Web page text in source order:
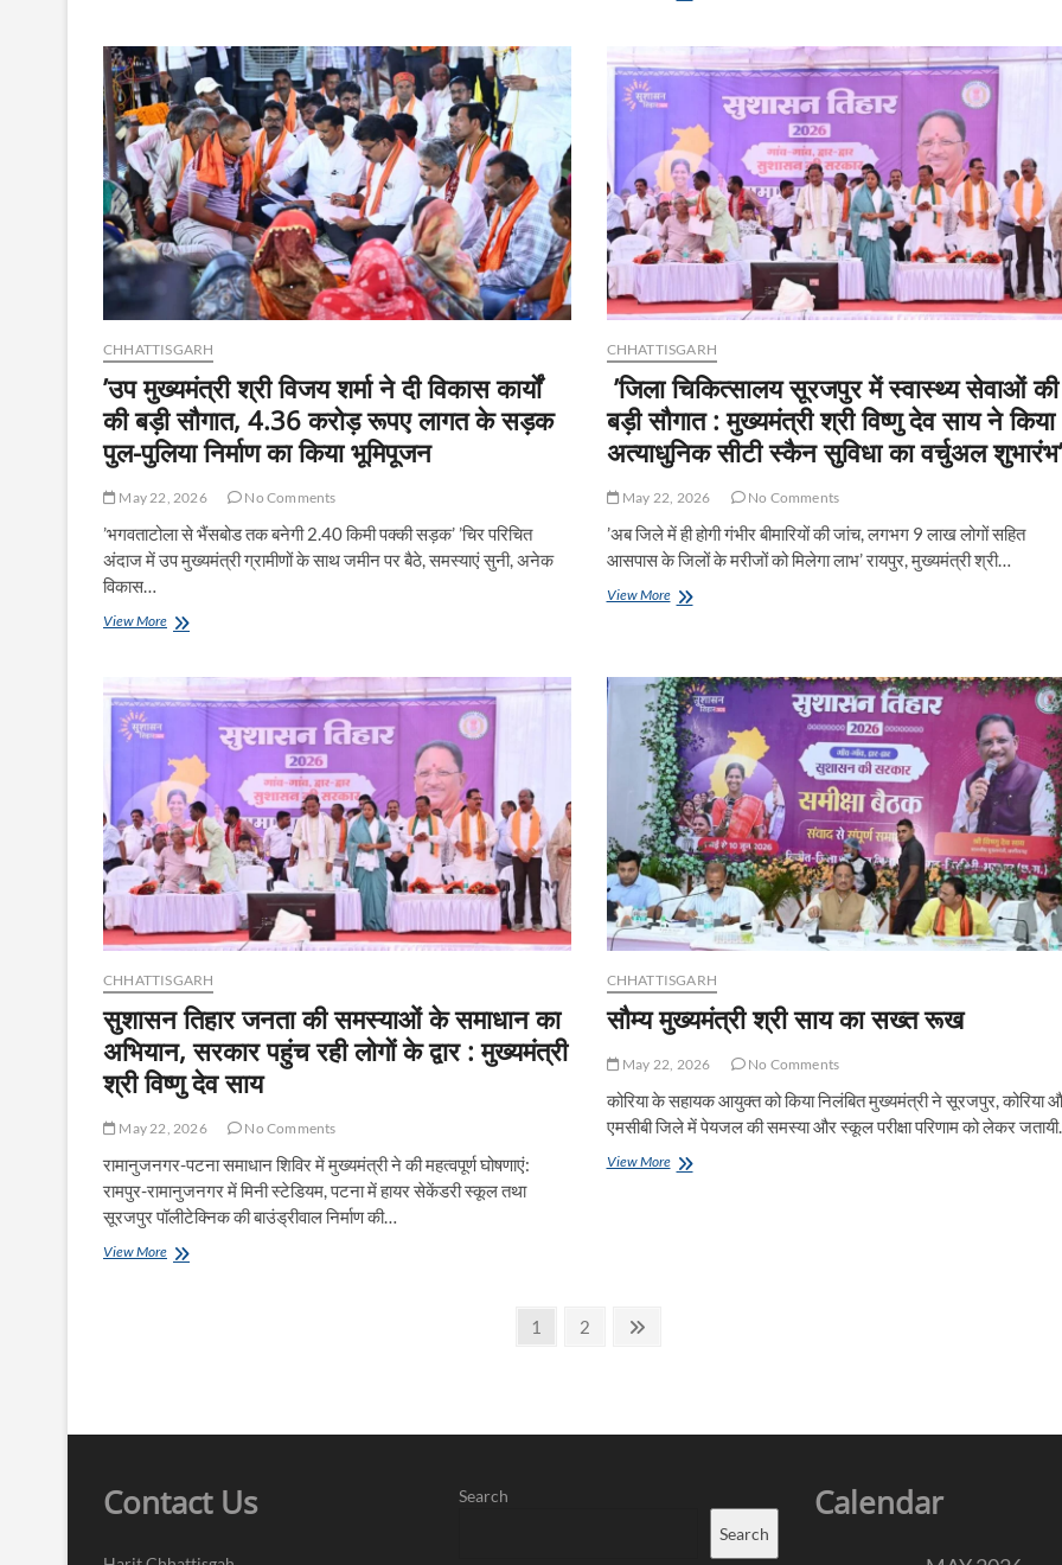
अरुण
साव
सत्ती
माता
महोत्सव
में
हुए
शामिल
CHHATTISGARH
’उप मुख्यमंत्री श्री विजय शर्मा ने दी विकास कार्यों
की बड़ी सौगात, 4.36 करोड़ रूपए लागत के सड़क
पुल-पुलिया निर्माण का किया भूमिपूजन
May 22, 2026 No Comments
’भगवताटोला से भैंसबोड तक बनेगी 2.40 किमी पक्की सड़क’ ’चिर परिचित
अंदाज में उप मुख्यमंत्री ग्रामीणों के साथ जमीन पर बैठे, समस्याएं सुनी, अनेक
विकास…
View More’उप
विजय
शर्मा
विकास
कार्यों
की
बड़ी
सौगात,
4.36
करोड़
लागत
सड़क
पुल-
पुलिया
निर्माण
का
किया
CHHATTISGARH
’जिला चिकित्सालय सूरजपुर में स्वास्थ्य सेवाओं की
बड़ी सौगात : मुख्यमंत्री श्री विष्णु देव साय ने किया
अत्याधुनिक सीटी स्कैन सुविधा का वर्चुअल शुभारंभ’
May 22, 2026 No Comments
’अब जिले में ही होगी गंभीर बीमारियों की जांच, लगभग 9 लाख लोगों सहित
आसपास के जिलों के मरीजों को मिलेगा लाभ’ रायपुर, मुख्यमंत्री श्री…
View More’जिला
स्वास्थ्य
सेवाओं
की
बड़ी
सौगात
:
मुख्यमंत्री
श्री
विष्णु
देव
साय
ने
किया
अत्याधुनिक
सीटी
स्कैन
सुविधा
का
वर्चुअल
CHHATTISGARH
सुशासन तिहार जनता की समस्याओं के समाधान का
अभियान, सरकार पहुंच रही लोगों के द्वार : मुख्यमंत्री
श्री विष्णु देव साय
May 22, 2026 No Comments
रामानुजनगर-पटना समाधान शिविर में मुख्यमंत्री ने की महत्वपूर्ण घोषणाएं:
रामपुर-रामानुजनगर में मिनी स्टेडियम, पटना में हायर सेकेंडरी स्कूल तथा
सूरजपुर पॉलीटेक्निक की बाउंड्रीवाल निर्माण की…
View Moreसुशासन
लोगों
CHHATTISGARH
सौम्य मुख्यमंत्री श्री साय का सख्त रूख
May 22, 2026 No Comments
कोरिया के सहायक आयुक्त को किया निलंबित मुख्यमंत्री ने सूरजपुर, कोरिया
एमसीबी जिले में पेयजल की समस्या और स्कूल परीक्षा परिणाम को लेकर
View Moreसौम्य
Page
1 Page
2
Contact Us
Search
Search
Calendar